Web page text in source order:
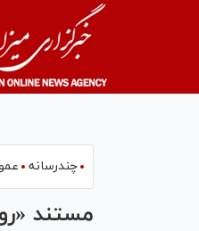
چندرسانه
مستند